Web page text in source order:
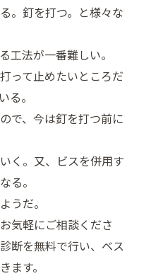
。釘を打つ。と様々な
工法が一番難しい。
って止めたいところだ
る。
で、今は釘を打つ前に
く。又、ビスを併用す
る。
うだ。
気軽にご相談くださ
断を無料で行い、ベス
ます。